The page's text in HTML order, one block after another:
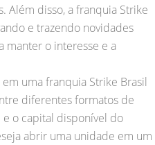
Além disso, a franquia Strike
e trazendo novidades
manter o interesse e a
uma franquia Strike Brasil
diferentes formatos de
o capital disponível do
abrir uma unidade em um